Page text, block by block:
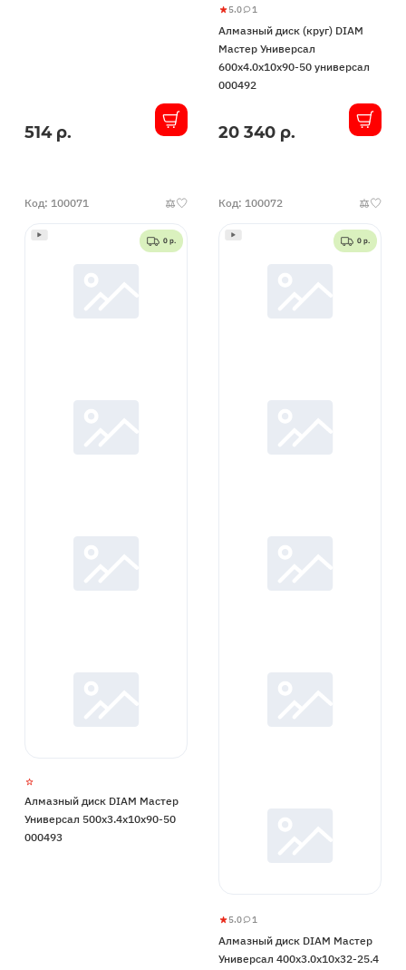
В
514 р.
Алмазный
диск
(круг)
DIAM
600x4.0x10x90-
000492
5.0
5
1 1
Алмазный диск (круг) DIAM
Мастер Универсал
600x4.0x10x90-50 универсал
000492
В
20 340 р.
Код: 100071
0 р.
Алмазный диск DIAM Мастер
Универсал 500x3.4x10x90-50
000493
Код: 100072
0 р.
Алмазный
диск
5.0
5
1 1
Алмазный диск DIAM Мастер
Универсал 400x3.0x10x32-25.4